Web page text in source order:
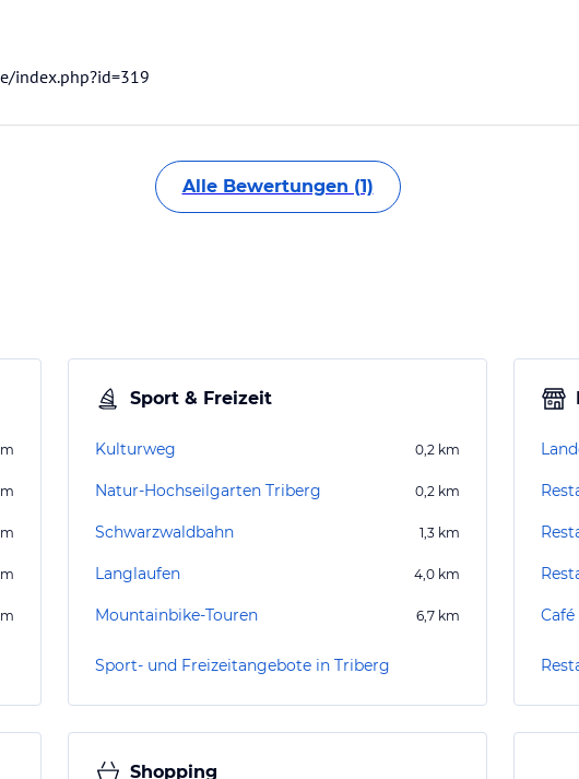
index.php?id=319
Alle Bewertungen (1)
Sport & Freizeit
Kulturweg 0,2 km
Natur-Hochseilgarten Triberg 0,2 km
Schwarzwaldbahn 1,3 km
Langlaufen 4,0 km
Mountainbike-Touren 6,7 km
Sport- und Freizeitangebote in Triberg
Shopping